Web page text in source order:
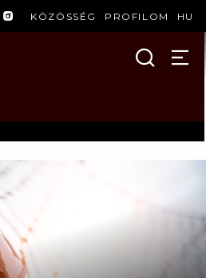
KÖZÖSSÉG PROFILOM HU